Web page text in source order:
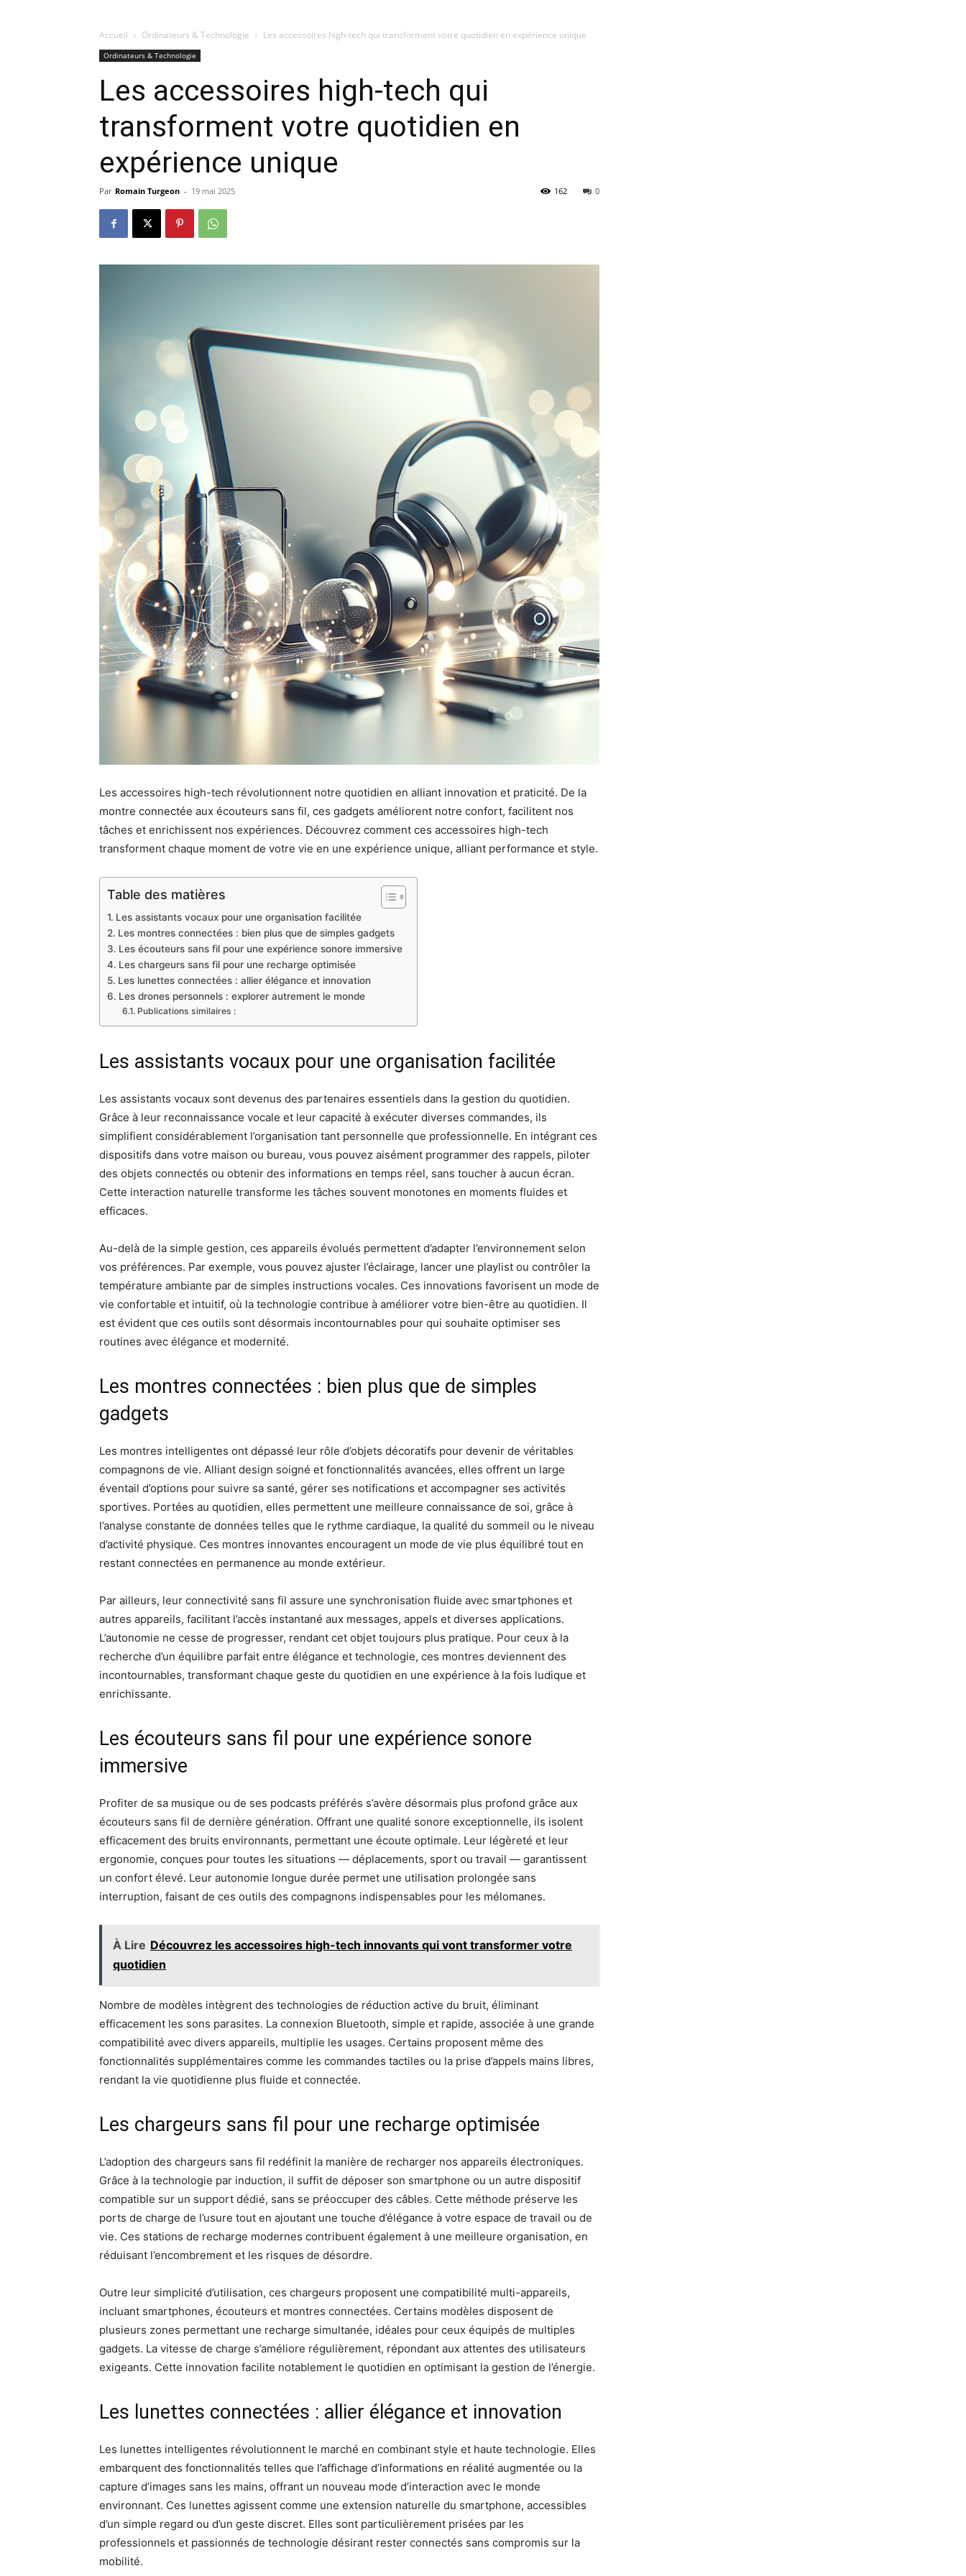
Accueil Ordinateurs & Technologie Les accessoires high-tech qui transforment votre quotidien en expérience unique
Ordinateurs & Technologie
Les accessoires high-tech qui
transforment votre quotidien en
expérience unique
Par Romain Turgeon - 19 mai 2025 0
162
Les accessoires high-tech révolutionnent notre quotidien en alliant innovation et praticité. De la
montre connectée aux écouteurs sans fil, ces gadgets améliorent notre confort, facilitent nos
tâches et enrichissent nos expériences. Découvrez comment ces accessoires high-tech
transforment chaque moment de votre vie en une expérience unique, alliant performance et style.
Table des matières
Les assistants vocaux pour une organisation facilitée
Les montres connectées : bien plus que de simples gadgets
Les écouteurs sans fil pour une expérience sonore immersive
Les chargeurs sans fil pour une recharge optimisée
Les lunettes connectées : allier élégance et innovation
Les drones personnels : explorer autrement le monde
Publications similaires :
Les assistants vocaux pour une organisation facilitée
Les assistants vocaux sont devenus des partenaires essentiels dans la gestion du quotidien.
Grâce à leur reconnaissance vocale et leur capacité à exécuter diverses commandes, ils
simplifient considérablement l’organisation tant personnelle que professionnelle. En intégrant ces
dispositifs dans votre maison ou bureau, vous pouvez aisément programmer des rappels, piloter
des objets connectés ou obtenir des informations en temps réel, sans toucher à aucun écran.
Cette interaction naturelle transforme les tâches souvent monotones en moments fluides et
efficaces.
Au-delà de la simple gestion, ces appareils évolués permettent d’adapter l’environnement selon
vos préférences. Par exemple, vous pouvez ajuster l’éclairage, lancer une playlist ou contrôler la
température ambiante par de simples instructions vocales. Ces innovations favorisent un mode de
vie confortable et intuitif, où la technologie contribue à améliorer votre bien-être au quotidien. Il
est évident que ces outils sont désormais incontournables pour qui souhaite optimiser ses
routines avec élégance et modernité.
Les montres connectées : bien plus que de simples
gadgets
Les montres intelligentes ont dépassé leur rôle d’objets décoratifs pour devenir de véritables
compagnons de vie. Alliant design soigné et fonctionnalités avancées, elles offrent un large
éventail d’options pour suivre sa santé, gérer ses notifications et accompagner ses activités
sportives. Portées au quotidien, elles permettent une meilleure connaissance de soi, grâce à
l’analyse constante de données telles que le rythme cardiaque, la qualité du sommeil ou le niveau
d’activité physique. Ces montres innovantes encouragent un mode de vie plus équilibré tout en
restant connectées en permanence au monde extérieur.
Par ailleurs, leur connectivité sans fil assure une synchronisation fluide avec smartphones et
autres appareils, facilitant l’accès instantané aux messages, appels et diverses applications.
L’autonomie ne cesse de progresser, rendant cet objet toujours plus pratique. Pour ceux à la
recherche d’un équilibre parfait entre élégance et technologie, ces montres deviennent des
incontournables, transformant chaque geste du quotidien en une expérience à la fois ludique et
enrichissante.
Les écouteurs sans fil pour une expérience sonore
immersive
Profiter de sa musique ou de ses podcasts préférés s’avère désormais plus profond grâce aux
écouteurs sans fil de dernière génération. Offrant une qualité sonore exceptionnelle, ils isolent
efficacement des bruits environnants, permettant une écoute optimale. Leur légèreté et leur
ergonomie, conçues pour toutes les situations — déplacements, sport ou travail — garantissent
un confort élevé. Leur autonomie longue durée permet une utilisation prolongée sans
interruption, faisant de ces outils des compagnons indispensables pour les mélomanes.
À Lire Découvrez les accessoires high-tech innovants qui vont transformer votre
quotidien
Nombre de modèles intègrent des technologies de réduction active du bruit, éliminant
efficacement les sons parasites. La connexion Bluetooth, simple et rapide, associée à une grande
compatibilité avec divers appareils, multiplie les usages. Certains proposent même des
fonctionnalités supplémentaires comme les commandes tactiles ou la prise d’appels mains libres,
rendant la vie quotidienne plus fluide et connectée.
Les chargeurs sans fil pour une recharge optimisée
L’adoption des chargeurs sans fil redéfinit la manière de recharger nos appareils électroniques.
Grâce à la technologie par induction, il suffit de déposer son smartphone ou un autre dispositif
compatible sur un support dédié, sans se préoccuper des câbles. Cette méthode préserve les
ports de charge de l’usure tout en ajoutant une touche d’élégance à votre espace de travail ou de
vie. Ces stations de recharge modernes contribuent également à une meilleure organisation, en
réduisant l’encombrement et les risques de désordre.
Outre leur simplicité d’utilisation, ces chargeurs proposent une compatibilité multi-appareils,
incluant smartphones, écouteurs et montres connectées. Certains modèles disposent de
plusieurs zones permettant une recharge simultanée, idéales pour ceux équipés de multiples
gadgets. La vitesse de charge s’améliore régulièrement, répondant aux attentes des utilisateurs
exigeants. Cette innovation facilite notablement le quotidien en optimisant la gestion de l’énergie.
Les lunettes connectées : allier élégance et innovation
Les lunettes intelligentes révolutionnent le marché en combinant style et haute technologie. Elles
embarquent des fonctionnalités telles que l’affichage d’informations en réalité augmentée ou la
capture d’images sans les mains, offrant un nouveau mode d’interaction avec le monde
environnant. Ces lunettes agissent comme une extension naturelle du smartphone, accessibles
d’un simple regard ou d’un geste discret. Elles sont particulièrement prisées par les
professionnels et passionnés de technologie désirant rester connectés sans compromis sur la
mobilité.